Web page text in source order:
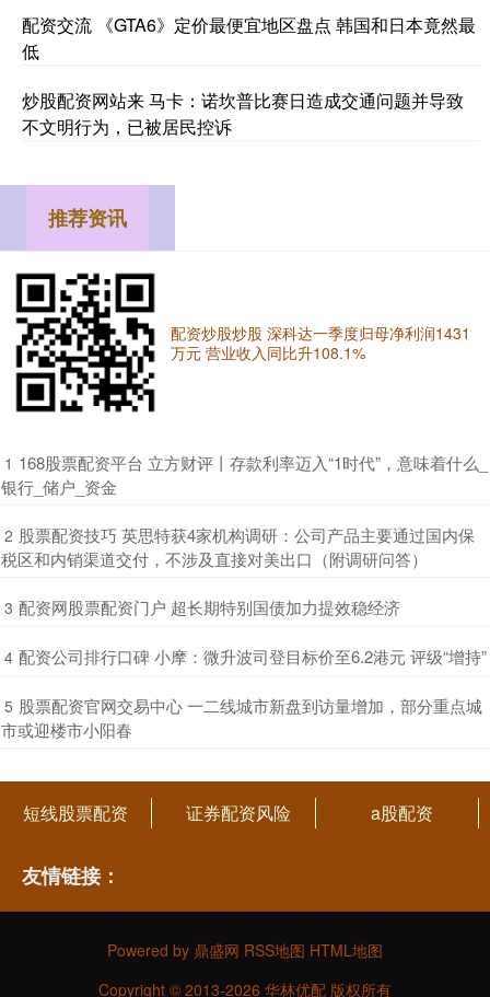
配资交流 《GTA6》定价最便宜地区盘点 韩国和日本竟然最
低
炒股配资网站来 马卡：诺坎普比赛日造成交通问题并导致
不文明行为，已被居民控诉
推荐资讯
配资炒股炒股 深科达一季度归母净利润1431
万元 营业收入同比升108.1%
1 ​168股票配资平台 立方财评丨存款利率迈入“1时代”，意味着什么_
银行_储户_资金
2 ​股票配资技巧 英思特获4家机构调研：公司产品主要通过国内保
税区和内销渠道交付，不涉及直接对美出口（附调研问答）
3 ​配资网股票配资门户 超长期特别国债加力提效稳经济
4 ​配资公司排行口碑 小摩：微升波司登目标价至6.2港元 评级“增持”
5 ​股票配资官网交易中心 一二线城市新盘到访量增加，部分重点城
市或迎楼市小阳春
短线股票配资 证券配资风险 a股配资
友情链接：
Powered by 鼎盛网 RSS地图 HTML地图
Copyright © 2013-2026 华林优配 版权所有